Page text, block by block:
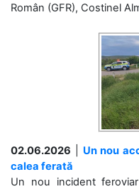
Român (GFR), Costinel
02.06.2026
Un nou
calea ferată
Un nou incident